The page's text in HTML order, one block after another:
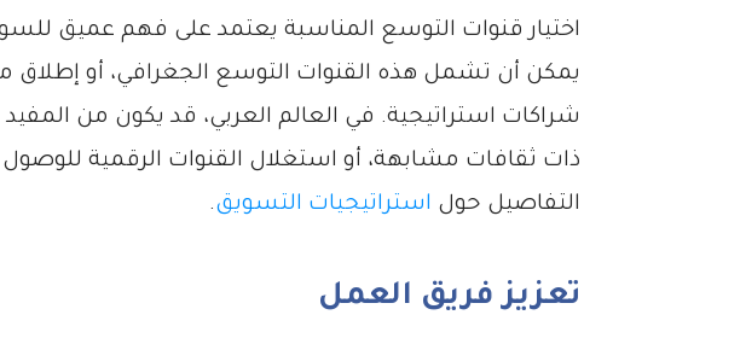
اختيار قنوات التوسع المناسبة يعتمد على فهم عميق
يمكن أن تشمل هذه القنوات التوسع الجغرافي، أو إطلاق
شراكات استراتيجية. في العالم العربي، قد يكون من
ذات ثقافات مشابهة، أو استغلال القنوات الرقمية
التفاصيل حول استراتيجيات التسويق.
تعزيز فريق العمل